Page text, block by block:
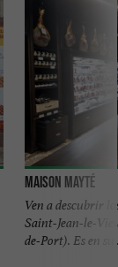
Maison Mayté
Ven a descubrir
Saint-Jean-le-
de-Port). Es en su